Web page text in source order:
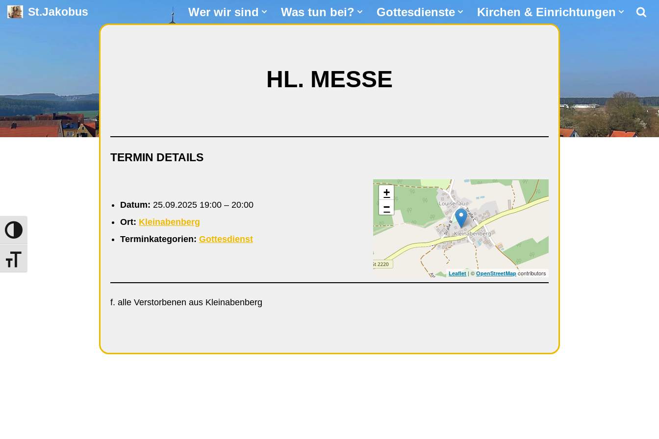
Umschalten auf hohe Kontraste
Schrift vergrößern
St.Jakobus Wer wir sind Was tun bei? Gottesdienste Kirchen & Einrichtungen
HL. MESSE
TERMIN DETAILS
Datum: 25.09.2025 19:00– 20:00
Ort: Kleinabenberg
Terminkategorien: Gottesdienst
+
−
Leaflet | ©OpenStreetMap contributors
f. alle Verstorbenen aus Kleinabenberg